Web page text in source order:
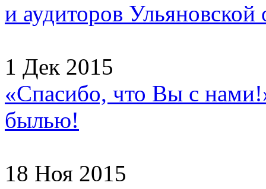
и аудиторов Ульяновской
1 Дек 2015
«Спасибо, что Вы с
былью!
18 Ноя 2015